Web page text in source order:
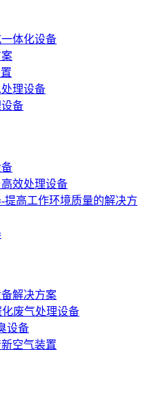
体化设备
理设备
备
效处理设备
提高工作环境质量的解决方
解决方案
废气处理设备
设备
空气装置